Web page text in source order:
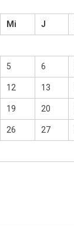
Mi J
5 6
12 13
19 20
26 27